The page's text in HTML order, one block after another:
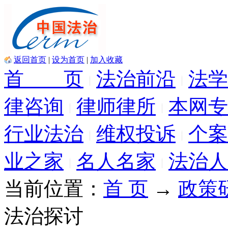
返回首页 | 设为首页 | 加入收藏
首 页 法治前沿
法
律咨询
律师律所
本网
行业法治 维权投诉
个
业之家
名人名家
法治
当前位置： 首 页 → 政策
法治探讨